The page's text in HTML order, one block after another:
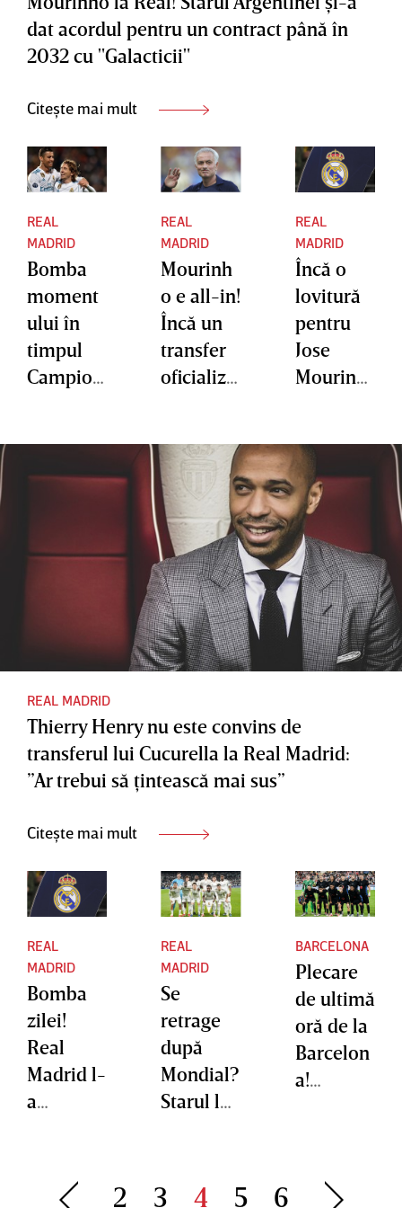
dat acordul pentru un contract până în
2032 cu "Galacticii"
Citește mai mult
REAL
MADRID
Bomba
moment
ului în
timpul
Campion
lui Real
de
comanda
lui Jose
Mourinh
o: ”Sunt
sigur că
va
REAL
MADRID
Mourinh
o e all-in!
Încă un
transfer
oficializa
REAL
MADRID
Încă o
lovitură
pentru
Jose
Mourinh
pus
cerneala
pe
contract
REAL MADRID
Thierry Henry nu este convins de
transferul lui Cucurella la Real Madrid:
”Ar trebui să ţintească mai sus”
Citește mai mult
REAL
MADRID
Bomba
zilei!
Real
Madrid l-
a
titularul
REAL
MADRID
Se
retrage
după
Mondial?
Starul lui
făcut
BARCELONA
Plecare
de ultimă
oră de la
Barcelon
a!
acordat
2 3 4 5 6